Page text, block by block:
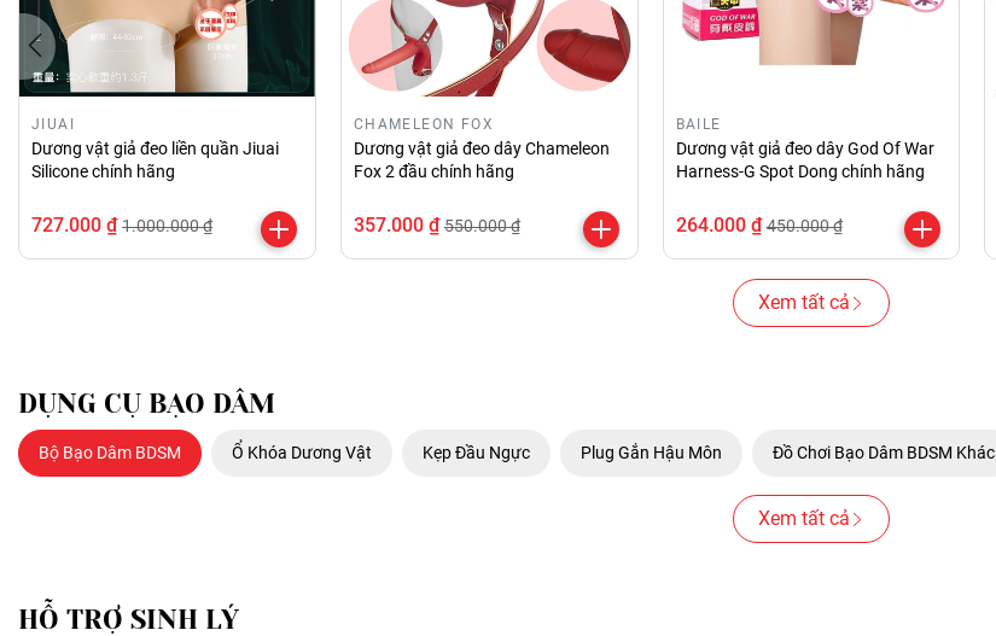
JIUAI
Dương vật giả đeo liền quần Jiuai
Silicone chính hãng
727.000 ₫ 1.000.000 ₫
CHAMELEON FOX
Dương vật giả đeo dây Chameleon
Fox 2 đầu chính hãng
357.000 ₫ 550.000 ₫
BAILE
Dương vật giả đeo dây God Of War
Harness-G Spot Dong chính hãng
264.000 ₫ 450.000 ₫
Xem tất cả
DỤNG CỤ BẠO DÂM
Bộ Bạo Dâm BDSM Ổ Khóa Dương Vật Kẹp Đầu Ngực Plug Gắn Hậu Môn Đồ Chơi Bạo Dâm BDSM Khác
Xem tất cả
HỖ TRỢ SINH LÝ